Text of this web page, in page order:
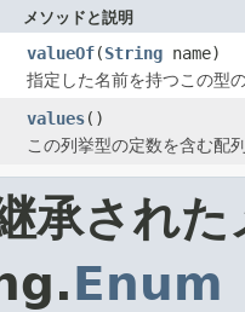
メソッドと説明
valueOf(String name)
指定した名前を持つこの型
values()
この列挙型の定数を含む配
承された
Enum